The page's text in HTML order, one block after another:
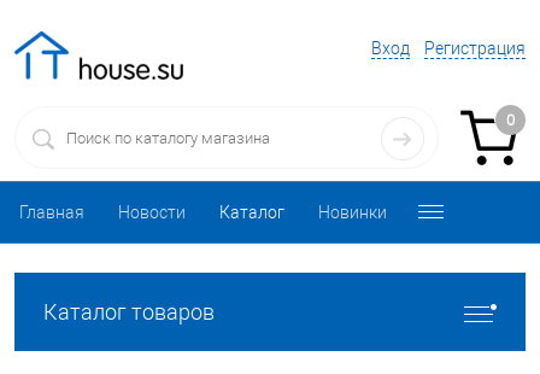
Вход Регистрация
0
Главная Новости Каталог Новинки
Каталог товаров